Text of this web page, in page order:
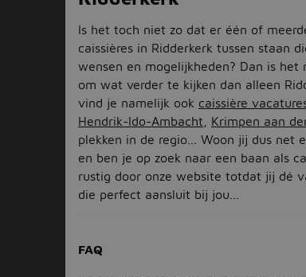
Is het toch niet zo dat er één of
caissières in Ridderkerk tussen staan
wensen en mogelijkheden? Dan is het
om wat verder te kijken dan alleen
vind je namelijk ook caissière
Hendrik-Ido-Ambacht
Krimpen aan
plekken in de regio... Woon jij dus net
en ben je op zoek naar een baan als
rustig door onze website totdat jij dé
die perfect aansluit bij jou...
FAQ